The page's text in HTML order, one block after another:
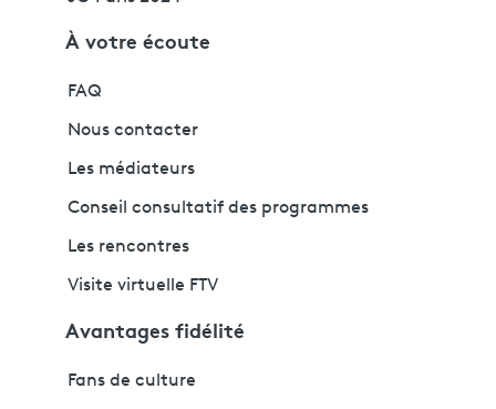
À votre écoute
FAQ
Nous contacter
Les médiateurs
Conseil consultatif des programmes
Les rencontres
Visite virtuelle FTV
Avantages fidélité
Fans de culture